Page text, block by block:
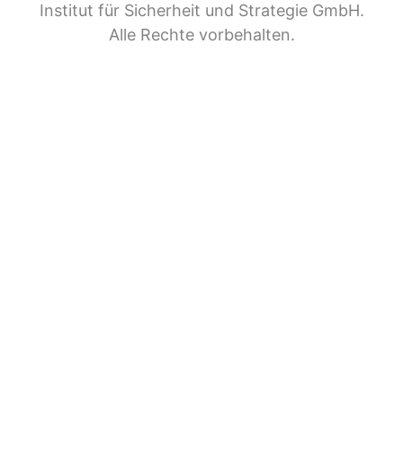
Institut für Sicherheit und Strategie GmbH.
Alle Rechte vorbehalten.